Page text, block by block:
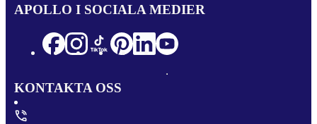
APOLLO I SOCIALA MEDIER
KONTAKTA OSS